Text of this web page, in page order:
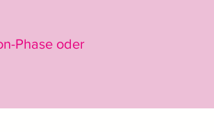
Phase oder